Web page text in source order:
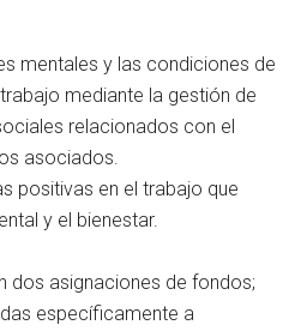
mentales y las condiciones de
mediante la gestión de
relacionados con el
asociados.
positivas en el trabajo que
y el bienestar.
dos asignaciones de fondos;
específicamente a